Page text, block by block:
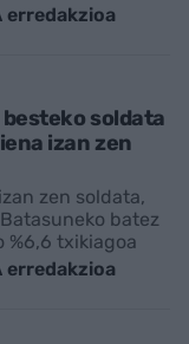
erredakzioa
soldata
izan zen
zen soldata,
batez
%6,6 txikiagoa
erredakzioa